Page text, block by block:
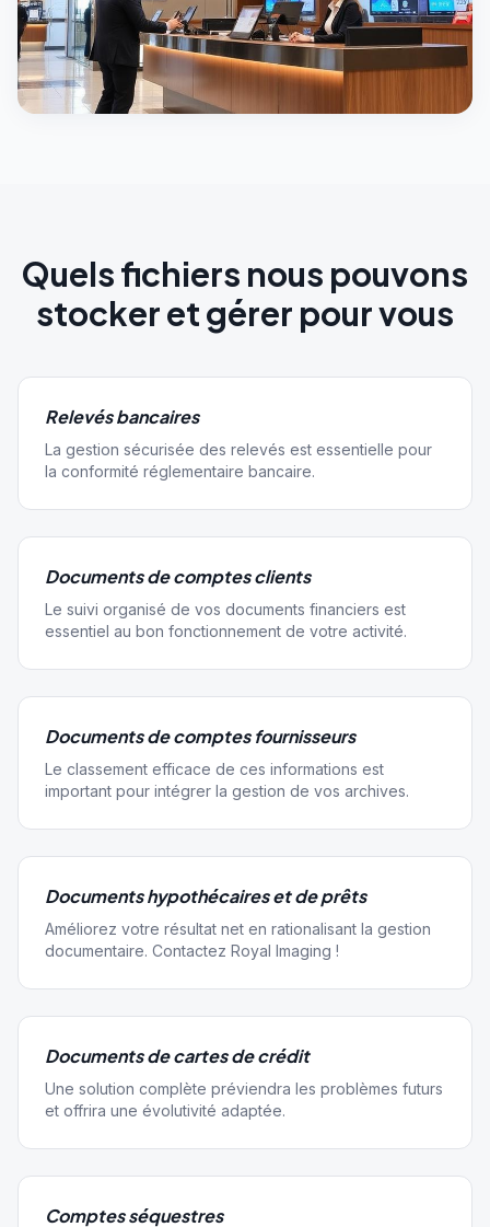
Quels fichiers nous pouvons
stocker et gérer pour vous
Relevés bancaires
La gestion sécurisée des relevés est essentielle pour
la conformité réglementaire bancaire.
Documents de comptes clients
Le suivi organisé de vos documents financiers est
essentiel au bon fonctionnement de votre activité.
Documents de comptes fournisseurs
Le classement efficace de ces informations est
important pour intégrer la gestion de vos archives.
Documents hypothécaires et de prêts
Améliorez votre résultat net en rationalisant la gestion
documentaire. Contactez Royal Imaging !
Documents de cartes de crédit
Une solution complète préviendra les problèmes futurs
et offrira une évolutivité adaptée.
Comptes séquestres